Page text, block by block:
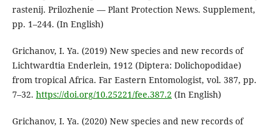
rastenij. Prilozhenie — Plant Protection News. Supplement,
pp. 1–244. (In English)
Grichanov, I. Ya. (2019) New species and new records of
Lichtwardtia Enderlein, 1912 (Diptera: Dolichopodidae)
from tropical Africa. Far Eastern Entomologist, vol. 387, pp.
7–32. https://doi.org/10.25221/fee.387.2 (In English)
Grichanov, I. Ya. (2020) New species and new records of